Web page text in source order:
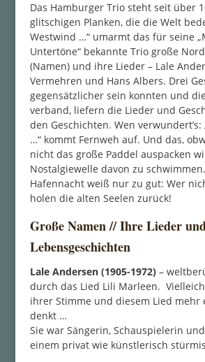
Das Hamburger Trio steht seit über
glitschigen Planken, die die Welt
Westwind …“ umarmt das für seine
Untertöne“ bekannte Trio große
(Namen) und ihre Lieder – Lale
Vermehren und Hans Albers. Drei
gegensätzlicher sein konnten und
verband, liefern die Lieder und
den Geschichten. Wen verwundert’s:
…“ kommt Fernweh auf. Und das,
nicht das große Paddel auspacken
Nostalgiewelle davon zu
Hafennacht weiß nur zu gut: Wer
holen die alten Seelen zurück!
Große Namen // Ihre Lieder
Lebensgeschichten
Lale Andersen (1905-1972)–
durch das Lied Lili Marleen.
ihrer Stimme und diesem Lied mehr
denkt …
Sie war Sängerin, Schauspielerin
einem privat wie künstlerisch